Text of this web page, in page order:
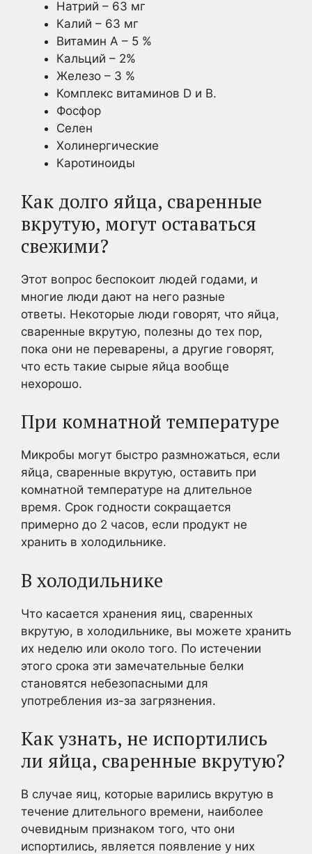
Натрий – 63 мг
Калий – 63 мг
Витамин А – 5 %
Кальций – 2%
Железо – 3 %
Комплекс витаминов D и B.
Фосфор
Селен
Холинергические
Каротиноиды
Как долго яйца, сваренные
вкрутую, могут оставаться
свежими?
Этот вопрос беспокоит людей годами, и
многие люди дают на него разные
ответы. Некоторые люди говорят, что яйца,
сваренные вкрутую, полезны до тех пор,
пока они не переварены, а другие говорят,
что есть такие сырые яйца вообще
нехорошо.
При комнатной температуре
Микробы могут быстро размножаться, если
яйца, сваренные вкрутую, оставить при
комнатной температуре на длительное
время. Срок годности сокращается
примерно до 2 часов, если продукт не
хранить в холодильнике.
В холодильнике
Что касается хранения яиц, сваренных
вкрутую, в холодильнике, вы можете хранить
их неделю или около того. По истечении
этого срока эти замечательные белки
становятся небезопасными для
употребления из-за загрязнения.
Как узнать, не испортились
ли яйца, сваренные вкрутую?
В случае яиц, которые варились вкрутую в
течение длительного времени, наиболее
очевидным признаком того, что они
испортились, является появление у них